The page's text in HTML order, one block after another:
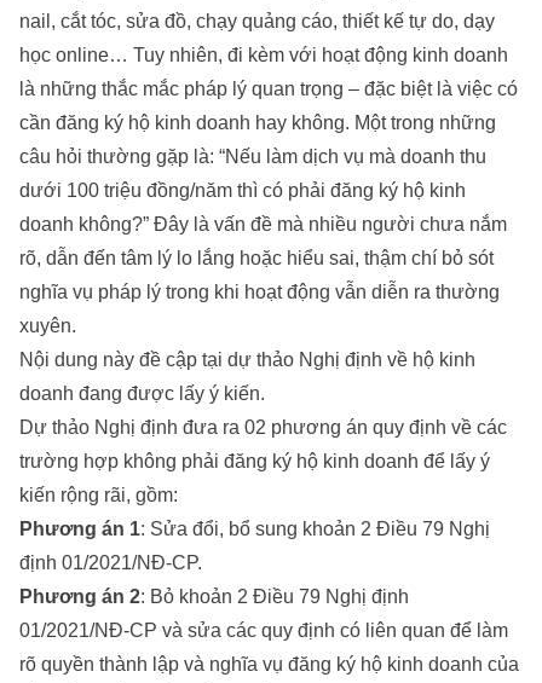
nail, cắt tóc, sửa đồ, chạy quảng cáo, thiết kế tự do, dạy
học online… Tuy nhiên, đi kèm với hoạt động kinh doanh
là những thắc mắc pháp lý quan trọng – đặc biệt là việc có
cần đăng ký hộ kinh doanh hay không. Một trong những
câu hỏi thường gặp là: “Nếu làm dịch vụ mà doanh thu
dưới 100 triệu đồng/năm thì có phải đăng ký hộ kinh
doanh không?” Đây là vấn đề mà nhiều người chưa nắm
rõ, dẫn đến tâm lý lo lắng hoặc hiểu sai, thậm chí bỏ sót
nghĩa vụ pháp lý trong khi hoạt động vẫn diễn ra thường
xuyên.
Nội dung này đề cập tại dự thảo Nghị định về hộ kinh
doanh đang được lấy ý kiến.
Dự thảo Nghị định đưa ra 02 phương án quy định về các
trường hợp không phải đăng ký hộ kinh doanh để lấy ý
kiến rộng rãi, gồm:
Phương án 1: Sửa đổi, bổ sung khoản 2 Điều 79 Nghị
định 01/2021/NĐ-CP.
Phương án 2: Bỏ khoản 2 Điều 79 Nghị định
01/2021/NĐ-CP và sửa các quy định có liên quan để làm
rõ quyền thành lập và nghĩa vụ đăng ký hộ kinh doanh của